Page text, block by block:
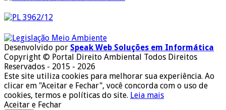
Desenvolvido por Speak Web Soluções em Informática
Copyright © Portal Direito Ambiental Todos Direitos
Reservados - 2015 - 2026
Este site utiliza cookies para melhorar sua experiência. Ao
clicar em "Aceitar e Fechar", você concorda com o uso de
cookies, termos e políticas do site. Leia mais
Aceitar e Fechar